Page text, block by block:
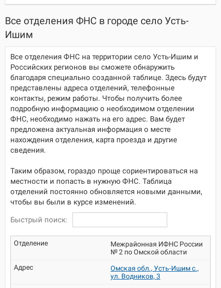
Все отделения ФНС в городе село Усть-
Ишим
Все отделения ФНС на территории село Усть-Ишим и
Российских регионов вы сможете обнаружить
благодаря специально созданной таблице. Здесь будут
представлены адреса отделений, телефонные
контакты, режим работы. Чтобы получить более
подробную информацию о необходимом отделении
ФНС, необходимо нажать на его адрес. Вам будет
предложена актуальная информация о месте
нахождения отделения, карта проезда и другие
сведения.
Таким образом, гораздо проще сориентироваться на
местности и попасть в нужную ФНС. Таблица
отделений постоянно обновляется новыми данными,
чтобы вы были в курсе изменений.
Быстрый поиск:
Межрайонная ИФНС России
№ 2 по Омской области
Омская обл., Усть-Ишим с.,
ул. Водников, 3